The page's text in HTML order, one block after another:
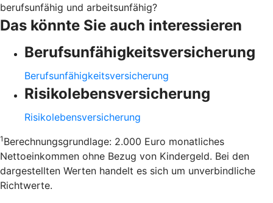
berufsunfähig und arbeitsunfähig?
Das könnte Sie auch interessieren
Berufsunfähigkeitsversicherung
Berufsunfähigkeitsversicherung
Risikolebensversicherung
Risikolebensversicherung
1 Berechnungsgrundlage: 2.000 Euro monatliches
Nettoeinkommen ohne Bezug von Kindergeld. Bei den
dargestellten Werten handelt es sich um unverbindliche
Richtwerte.